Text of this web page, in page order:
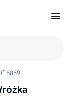
® 5859